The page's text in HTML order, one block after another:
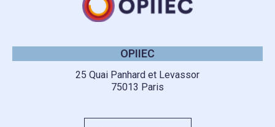
OPIIEC
25 Quai Panhard et Levassor
75013 Paris